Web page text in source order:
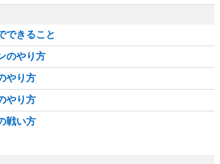
できること
のやり方
やり方
やり方
戦い方